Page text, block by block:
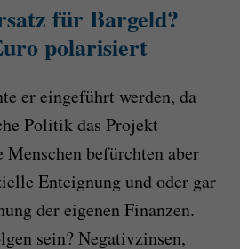
für Bargeld?
polarisiert
er eingeführt werden, da
Politik das Projekt
befürchten aber
Enteignung und oder gar
der eigenen Finanzen.
sein? Negativzinsen,